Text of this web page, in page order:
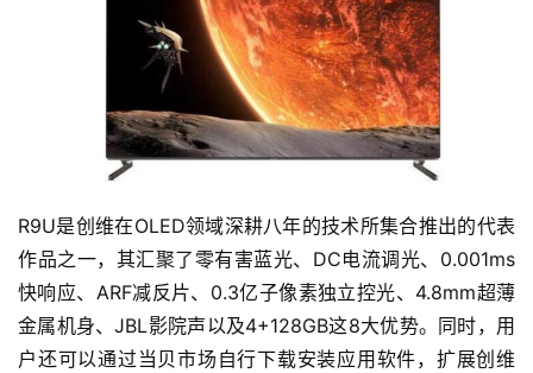
R9U是创维在OLED领域深耕八年的技术所集合推出的代表
作品之一，其汇聚了零有害蓝光、DC电流调光、0.001ms
快响应、ARF减反片、0.3亿子像素独立控光、4.8mm超薄
金属机身、JBL影院声以及4+128GB这8大优势。同时，用
户还可以通过当贝市场自行下载安装应用软件，扩展创维